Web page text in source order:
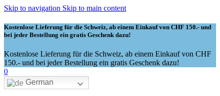
Skip to navigation Skip to main content
Kostenlose Lieferung für die Schweiz, ab einem Einkauf von CHF 150.- und
bei jeder Bestellung ein gratis Geschenk dazu!
Kostenlose Lieferung für die Schweiz, ab einem Einkauf von CHF
150.- und bei jeder Bestellung ein gratis Geschenk dazu!
0
German